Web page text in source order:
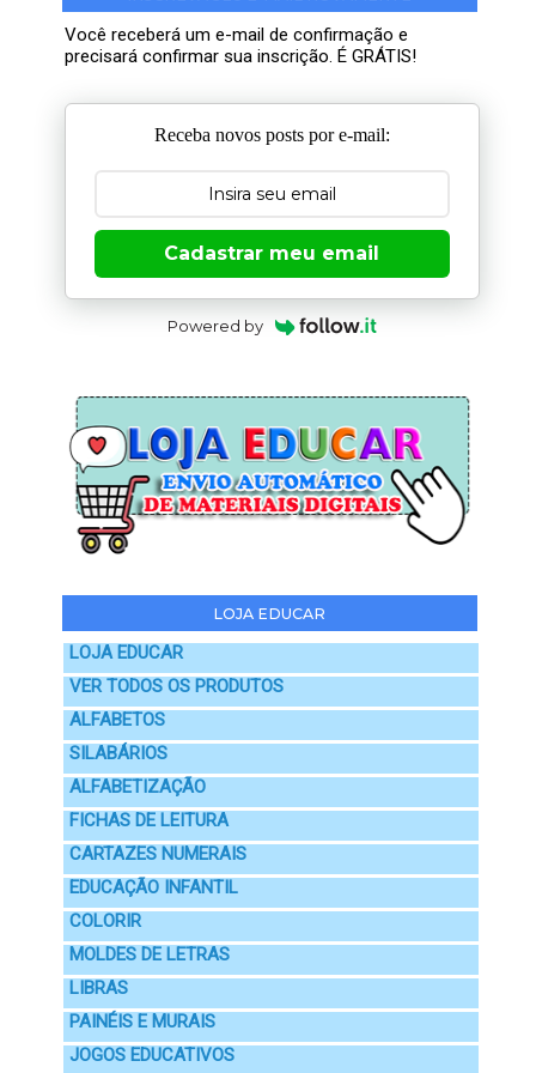
Você receberá um e-mail de confirmação e
precisará confirmar sua inscrição. É GRÁTIS!
Receba novos posts por e-mail:
Cadastrar meu email
Powered by
LOJA EDUCAR
LOJA EDUCAR
VER TODOS OS PRODUTOS
ALFABETOS
SILABÁRIOS
ALFABETIZAÇÃO
FICHAS DE LEITURA
CARTAZES NUMERAIS
EDUCAÇÃO INFANTIL
COLORIR
MOLDES DE LETRAS
LIBRAS
PAINÉIS E MURAIS
JOGOS EDUCATIVOS